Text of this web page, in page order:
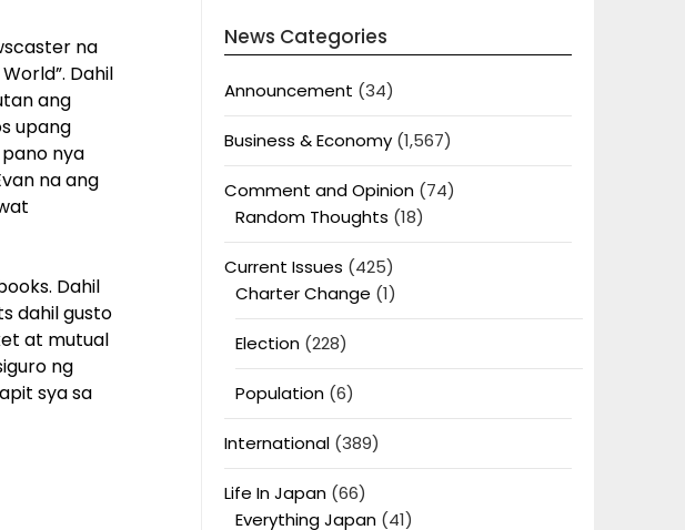
na
Dahil
ang
upang
nya
na ang
Dahil
dahil gusto
at mutual
ng
sya sa
News Categories
Announcement (34)
Business & Economy(1,567)
Comment and Opinion(74)
Random Thoughts (18)
Current Issues (425)
Charter Change (1)
Election(228)
Population(6)
International(389)
Life In Japan(66)
Everything Japan(41)